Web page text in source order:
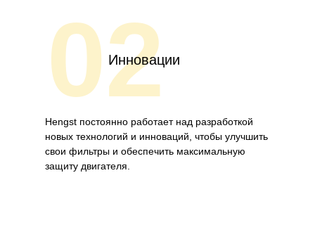
02
Инновации
Hengst постоянно работает над разработкой
новых технологий и инноваций, чтобы улучшить
свои фильтры и обеспечить максимальную
защиту двигателя.